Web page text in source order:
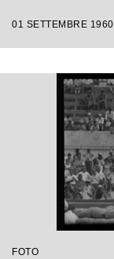
01 SETTEMBRE 1960
FOTO